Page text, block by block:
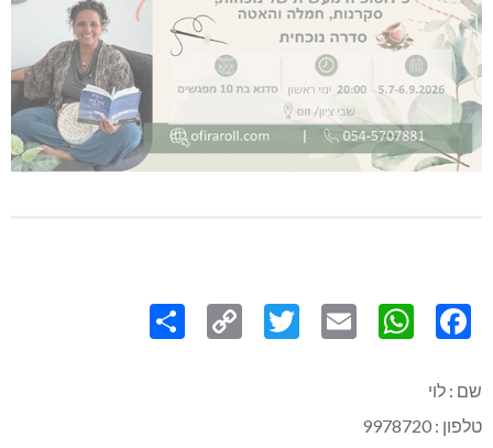
Link
שם : לוי
טלפון : 9978720